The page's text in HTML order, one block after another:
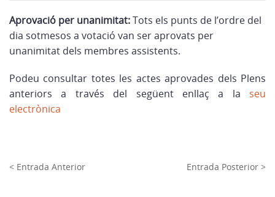
Aprovació per unanimitat:Tots els punts de l’ordre del
dia sotmesos a votació van ser aprovats per
unanimitat dels membres assistents.
Podeu consultar totes les actes aprovades dels Plens
anteriors a través del següent enllaç a la seu
electrònica
< Entrada Anterior Entrada Posterior >